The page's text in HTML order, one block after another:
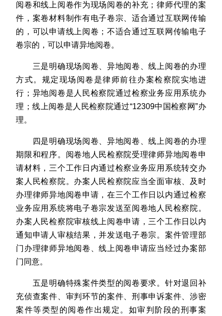
阅卷和线上阅卷作为现场阅卷的补充；律师代理的案
件，案卷材料制作有电子卷宗、适合通过互联网传输
的，可以申请线上阅卷；不适合通过互联网传输电子
卷宗的，可以申请异地阅卷。
三是明确现场阅卷、异地阅卷、线上阅卷的办理
方式。规定现场阅卷是律师前往办案检察院实地进
行；异地阅卷是人民检察院通过检察业务应用系统办
理；线上阅卷是人民检察院通过“12309中国检察网”办
理。
四是明确现场阅卷、异地阅卷、线上阅卷的办理
期限和程序。阅卷地人民检察院受理律师异地阅卷申
请材料，三个工作日内通过检察业务应用系统转交办
案人民检察院。办案人民检察院应当全面审核、及时
办理律师异地阅卷申请，在三个工作日以内通过检察
业务应用系统将电子卷宗发送至阅卷地人民检察院。
办案人民检察院审核线上阅卷申请，三个工作日以内
通知申请人审核结果，并发送电子卷宗。案件管理部
门办理律师异地阅卷、线上阅卷申请应当经过办案部
门同意。
五是明确特殊案件类型的阅卷要求。针对退回补
充侦查案件、审判环节的案件、刑事申诉案件、涉密
案件等类型的阅卷作出规定。如审判阶段的刑事案